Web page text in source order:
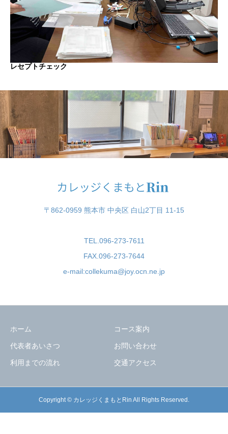
レセプトチェック
〒862-0959 熊本市 中央区 白山2丁目 11-15
TEL.096-273-7611
FAX.096-273-7644
e-mail:collekuma@joy.ocn.ne.jp
ホーム コース案内
代表者あいさつ お問い合わせ
利用までの流れ 交通アクセス
Copyright © カレッジくまもとRin All Rights Reserved.